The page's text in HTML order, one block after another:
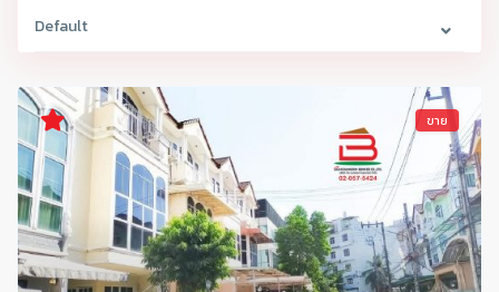
Default
ขาย